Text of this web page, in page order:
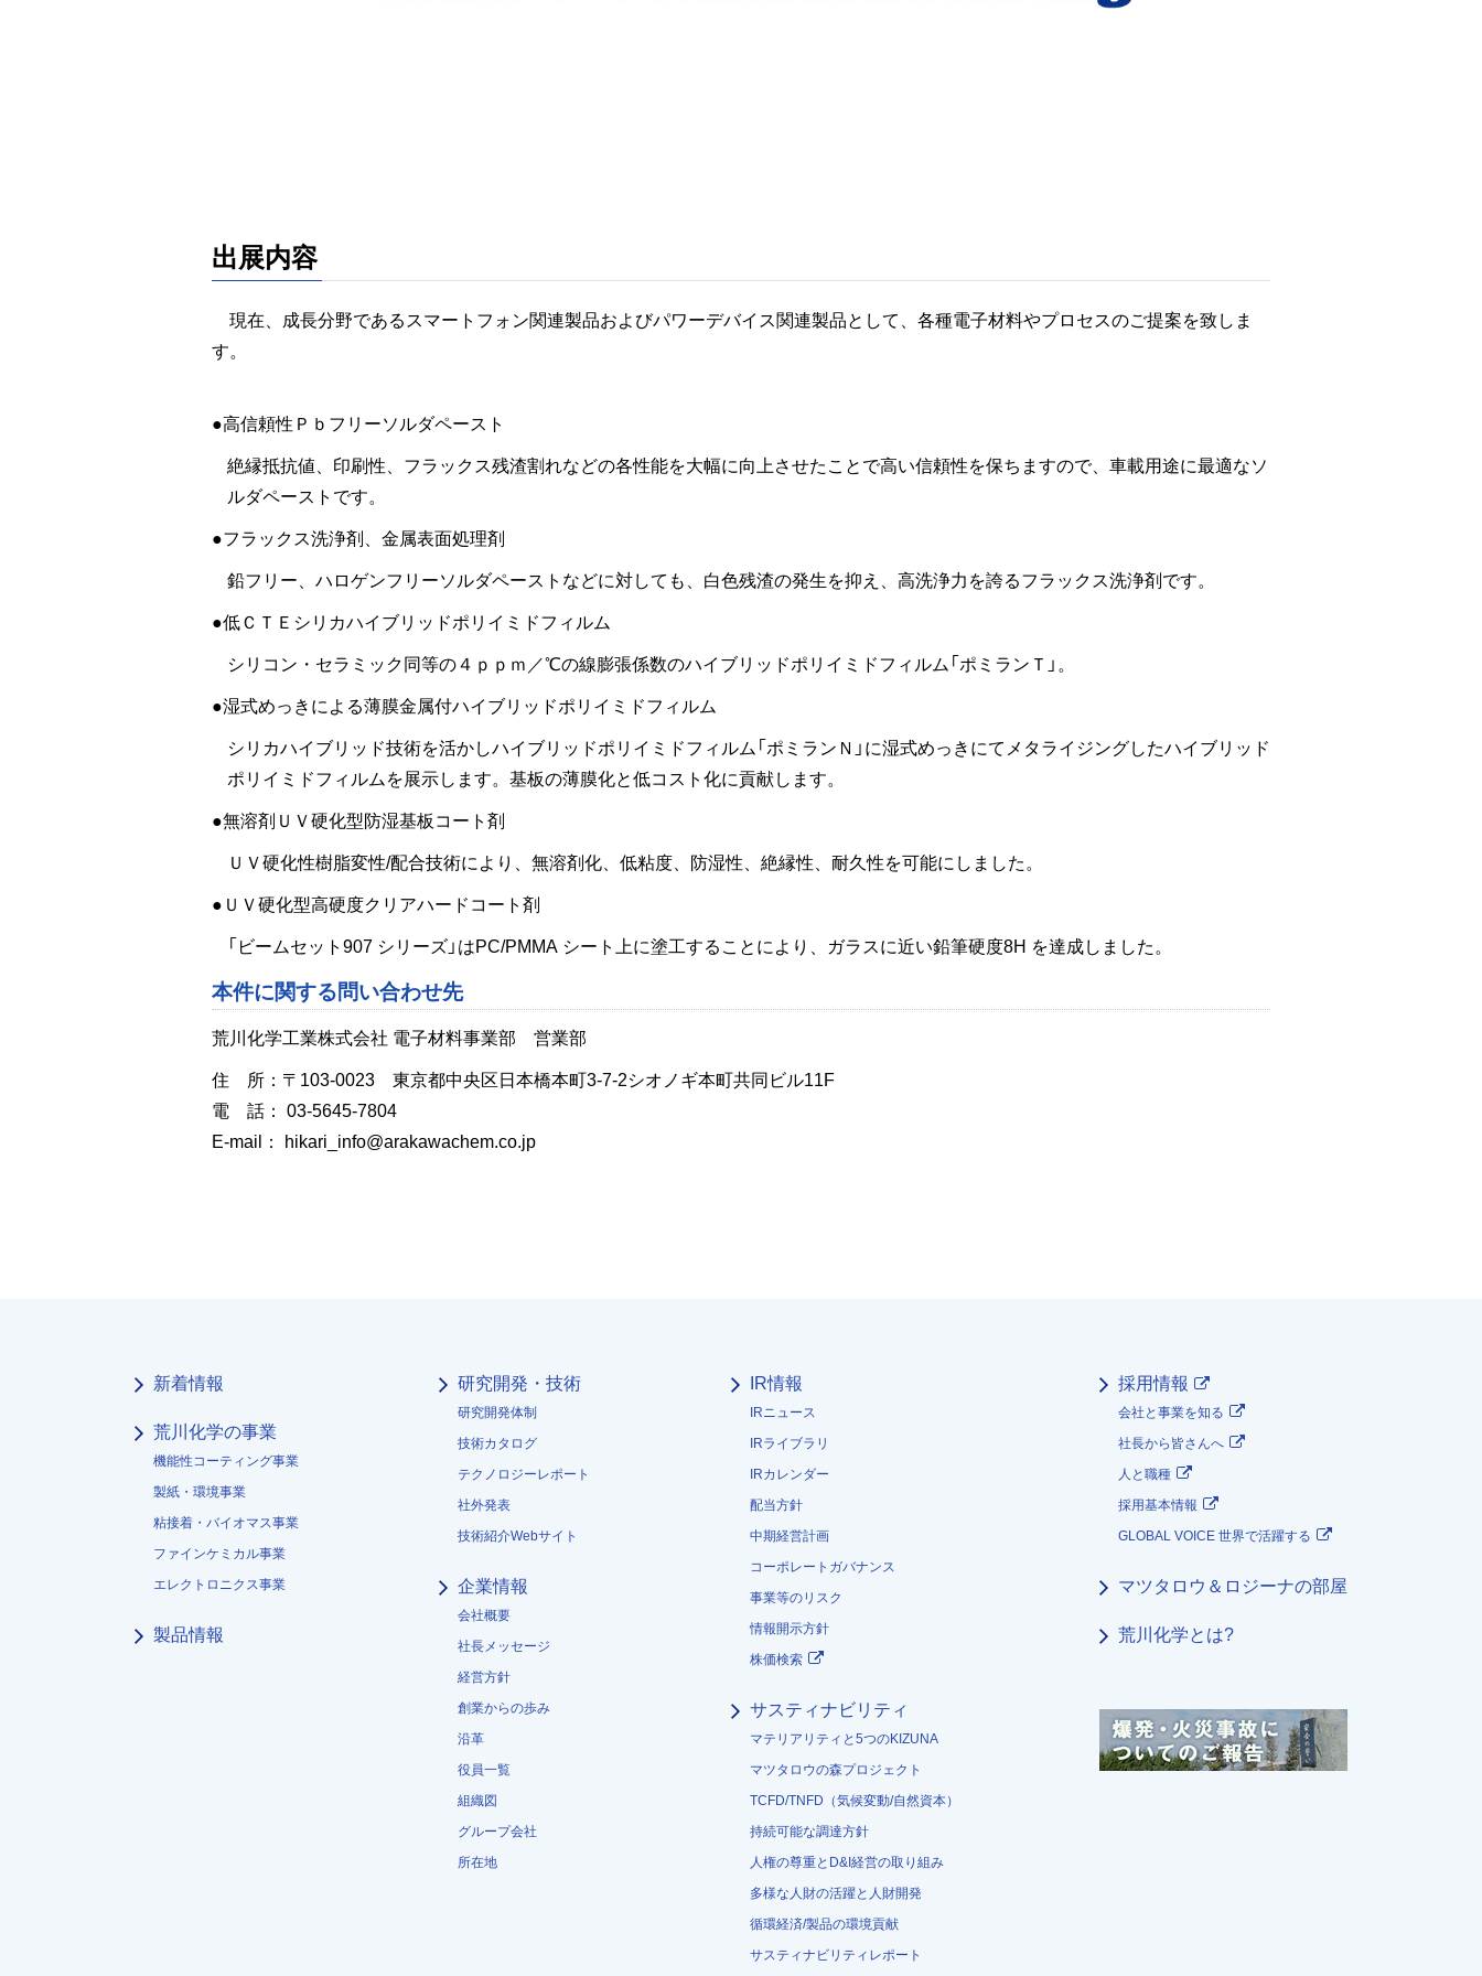
出展内容
現在、成長分野であるスマートフォン関連製品およびパワーデバイス関連製品として、各種電子材料やプロセスのご提案を致しま
す。
●高信頼性Ｐｂフリーソルダペースト
絶縁抵抗値、印刷性、フラックス残渣割れなどの各性能を大幅に向上させたことで高い信頼性を保ちますので、車載用途に最適なソ
ルダペーストです。
●フラックス洗浄剤、金属表面処理剤
鉛フリー、ハロゲンフリーソルダペーストなどに対しても、白色残渣の発生を抑え、高洗浄力を誇るフラックス洗浄剤です。
●低ＣＴＥシリカハイブリッドポリイミドフィルム
シリコン・セラミック同等の４ｐｐｍ／℃の線膨張係数のハイブリッドポリイミドフィルム「ポミランＴ」。
●湿式めっきによる薄膜金属付ハイブリッドポリイミドフィルム
シリカハイブリッド技術を活かしハイブリッドポリイミドフィルム「ポミランＮ」に湿式めっきにてメタライジングしたハイブリッド
ポリイミドフィルムを展示します。基板の薄膜化と低コスト化に貢献します。
●無溶剤ＵＶ硬化型防湿基板コート剤
ＵＶ硬化性樹脂変性/配合技術により、無溶剤化、低粘度、防湿性、絶縁性、耐久性を可能にしました。
●ＵＶ硬化型高硬度クリアハードコート剤
「ビームセット907 シリーズ」はPC/PMMA シート上に塗工することにより、ガラスに近い鉛筆硬度8H を達成しました。
本件に関する問い合わせ先
荒川化学工業株式会社 電子材料事業部 営業部
住 所：〒103-0023 東京都中央区日本橋本町3-7-2シオノギ本町共同ビル11F
電 話： 03-5645-7804
E-mail： hikari_info@arakawachem.co.jp
新着情報
荒川化学の事業
機能性コーティング事業
製紙・環境事業
粘接着・バイオマス事業
ファインケミカル事業
エレクトロニクス事業
製品情報
研究開発・技術
研究開発体制
技術カタログ
テクノロジーレポート
社外発表
技術紹介Webサイト
企業情報
会社概要
社長メッセージ
経営方針
創業からの歩み
沿革
役員一覧
組織図
グループ会社
所在地
IR情報
IRニュース
IRライブラリ
IRカレンダー
配当方針
中期経営計画
コーポレートガバナンス
事業等のリスク
情報開示方針
株価検索
サスティナビリティ
マテリアリティと5つのKIZUNA
マツタロウの森プロジェクト
TCFD/TNFD（気候変動/自然資本）
持続可能な調達方針
人権の尊重とD&I経営の取り組み
多様な人財の活躍と人財開発
循環経済/製品の環境貢献
サスティナビリティレポート
採用情報
会社と事業を知る
社長から皆さんへ
人と職種
採用基本情報
GLOBAL VOICE 世界で活躍する
マツタロウ＆ロジーナの部屋
荒川化学とは?